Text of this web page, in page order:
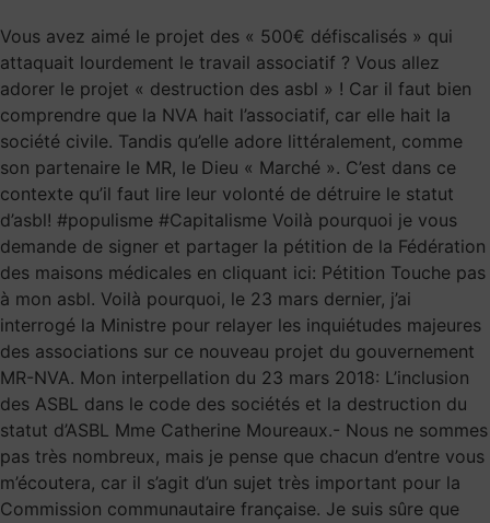
Vous avez aimé le projet des « 500€ défiscalisés » qui
attaquait lourdement le travail associatif ? Vous allez
adorer le projet « destruction des asbl » ! Car il faut bien
comprendre que la NVA hait l’associatif, car elle hait la
société civile. Tandis qu’elle adore littéralement, comme
son partenaire le MR, le Dieu « Marché ». C’est dans ce
contexte qu’il faut lire leur volonté de détruire le statut
d’asbl! #populisme #Capitalisme Voilà pourquoi je vous
demande de signer et partager la pétition de la Fédération
des maisons médicales en cliquant ici: Pétition Touche pas
à mon asbl. Voilà pourquoi, le 23 mars dernier, j’ai
interrogé la Ministre pour relayer les inquiétudes majeures
des associations sur ce nouveau projet du gouvernement
MR-NVA. Mon interpellation du 23 mars 2018: L’inclusion
des ASBL dans le code des sociétés et la destruction du
statut d’ASBL Mme Catherine Moureaux.- Nous ne sommes
pas très nombreux, mais je pense que chacun d’entre vous
m’écoutera, car il s’agit d’un sujet très important pour la
Commission communautaire française. Je suis sûre que